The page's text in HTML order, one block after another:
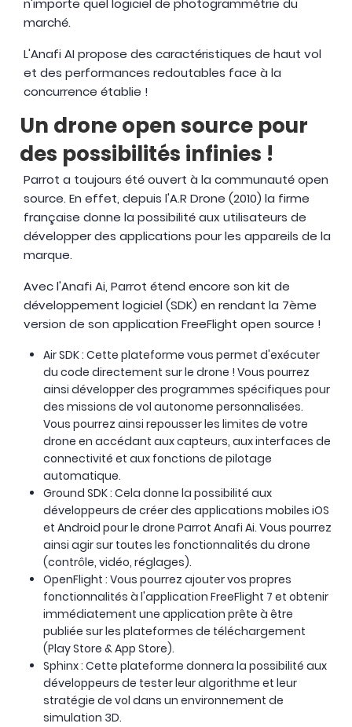
n'importe quel logiciel de photogrammétrie du
marché.
L'Anafi AI propose des caractéristiques de haut vol
et des performances redoutables face à la
concurrence établie !
Un drone open source pour
des possibilités infinies !
Parrot a toujours été ouvert à la communauté open
source. En effet, depuis l'A.R Drone (2010) la firme
française donne la possibilité aux utilisateurs de
développer des applications pour les appareils de la
marque.
Avec l'Anafi Ai, Parrot étend encore son kit de
développement logiciel (SDK) en rendant la 7ème
version de son application FreeFlight open source !
Air SDK : Cette plateforme vous permet d'exécuter
du code directement sur le drone ! Vous pourrez
ainsi développer des programmes spécifiques pour
des missions de vol autonome personnalisées.
Vous pourrez ainsi repousser les limites de votre
drone en accédant aux capteurs, aux interfaces de
connectivité et aux fonctions de pilotage
automatique.
Ground SDK : Cela donne la possibilité aux
développeurs de créer des applications mobiles iOS
et Android pour le drone Parrot Anafi Ai. Vous pourrez
ainsi agir sur toutes les fonctionnalités du drone
(contrôle, vidéo, réglages).
OpenFlight : Vous pourrez ajouter vos propres
fonctionnalités à l'application FreeFlight 7 et obtenir
immédiatement une application prête à être
publiée sur les plateformes de téléchargement
(Play Store & App Store).
Sphinx : Cette plateforme donnera la possibilité aux
développeurs de tester leur algorithme et leur
stratégie de vol dans un environnement de
simulation 3D.